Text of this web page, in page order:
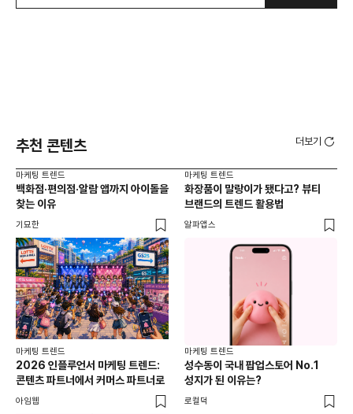
추천 콘텐츠 더보기
마케팅 트렌드
백화점·편의점·알람 앱까지 아이돌을
찾는 이유
기묘한
마케팅 트렌드
화장품이 말랑이가 됐다고? 뷰티
브랜드의 트렌드 활용법
알파앱스
마케팅 트렌드
2026 인플루언서 마케팅 트렌드:
콘텐츠 파트너에서 커머스 파트너로
아임웹
마케팅 트렌드
성수동이 국내 팝업스토어 No.1
성지가 된 이유는?
로컬덕